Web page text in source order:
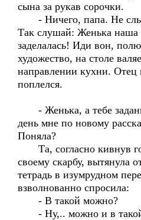
сына за рукав сорочки.
- Ничего, папа. Не
Так слушай: Женька наша
заделалась! Иди вон,
художество, на столе
направлении кухни. Отец
поплелся.
- Женька, а тебе
день мне по новому
Поняла?
Та, согласно кивнув
своему скарбу, вытянула
тетрадь в изумрудном
взволнованно спросила:
- В такой можно?
- Ну,.. можно и в